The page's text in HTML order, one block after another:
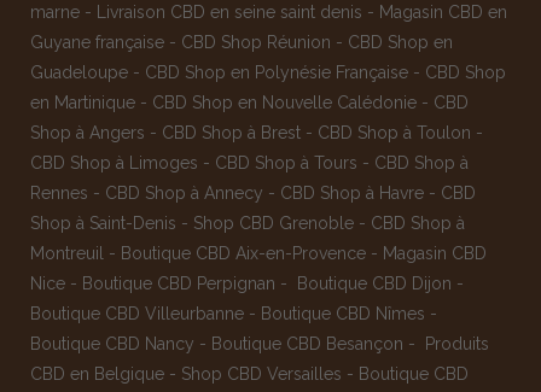
marne - Livraison CBD en seine saint denis - Magasin CBD en
Guyane française - CBD Shop Réunion - CBD Shop en
Guadeloupe - CBD Shop en Polynésie Française - CBD Shop
en Martinique - CBD Shop en Nouvelle Calédonie - CBD
Shop à Angers - CBD Shop à Brest - CBD Shop à Toulon -
CBD Shop à Limoges - CBD Shop à Tours - CBD Shop à
Rennes - CBD Shop à Annecy - CBD Shop à Havre - CBD
Shop à Saint-Denis - Shop CBD Grenoble - CBD Shop à
Montreuil
- Boutique CBD Aix-en-Provence - Magasin CBD
Nice - Boutique CBD Perpignan - Boutique CBD Dijon -
Boutique CBD Villeurbanne - Boutique CBD Nîmes -
Boutique CBD Nancy - Boutique CBD Besançon -
Produits
CBD en Belgique - Shop CBD Versailles - Boutique CBD